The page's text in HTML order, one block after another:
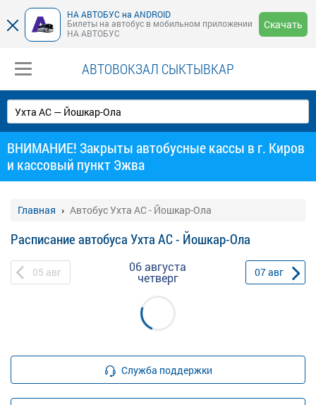
НА АВТОБУС на ANDROID
Билеты на автобус в мобильном приложении
НА АВТОБУС
Скачать
АВТОВОКЗАЛ СЫКТЫВКАР
ВНИМАНИЕ! Закрыты автобусные кассы в г. Киров
и кассовый пункт Эжва
Главная Автобус Ухта АС - Йошкар-Ола
Расписание автобуса Ухта АС - Йошкар-Ола
05 авг 06 августа
четверг 07авг
Служба поддержки